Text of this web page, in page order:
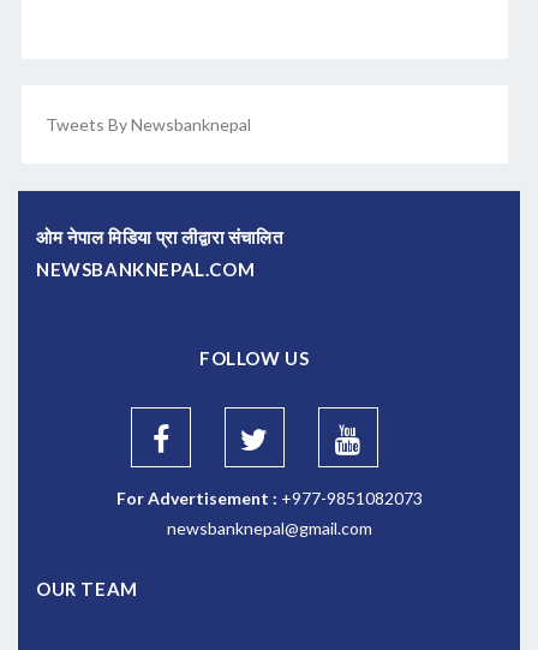
Tweets By Newsbanknepal
ओम नेपाल मिडिया प्रा लीद्वारा संचालित
NEWSBANKNEPAL.COM
FOLLOW US
For Advertisement : +977-9851082073
newsbanknepal@gmail.com
OUR TEAM